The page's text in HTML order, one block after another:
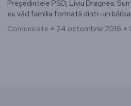
Preşedintele PSD, Liviu Dragnea:
eu văd familia formată dintr-un
Comunicate
24 octombrie 2016